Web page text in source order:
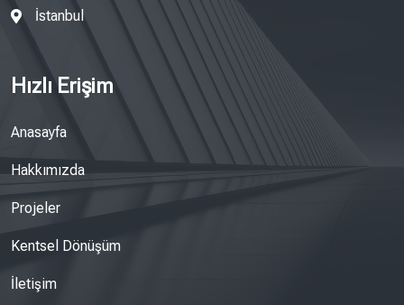
İstanbul
Hızlı Erişim
Anasayfa
Hakkımızda
Projeler
Kentsel Dönüşüm
İletişim